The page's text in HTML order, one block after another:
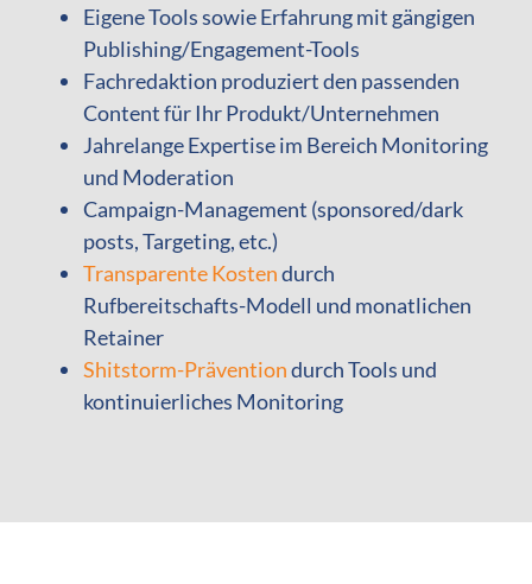
Eigene Tools sowie Erfahrung mit gängigen
Publishing/Engagement-Tools
Fachredaktion produziert den passenden
Content für Ihr Produkt/Unternehmen
Jahrelange Expertise im Bereich Monitoring
und Moderation
Campaign-Management (sponsored/dark
posts, Targeting, etc.)
Transparente Kostendurch
Rufbereitschafts-Modell und monatlichen
Retainer
Shitstorm-Präventiondurch Tools und
kontinuierliches Monitoring